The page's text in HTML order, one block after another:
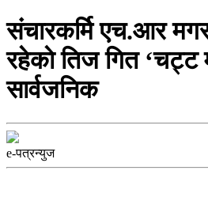
संचारकर्मि एच.आर
रहेकाे तिज गित ‘चट्ट
सार्वजनिक
e-पत्रन्युज